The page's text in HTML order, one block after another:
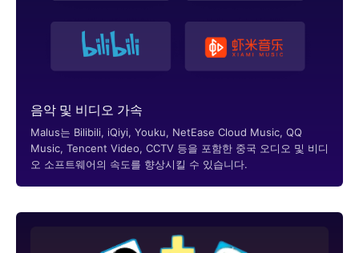
음악 및 비디오 가속
Malus는 Bilibili, iQiyi, Youku, NetEase Cloud Music, QQ
Music, Tencent Video, CCTV 등을 포함한 중국 오디오 및 비디
오 소프트웨어의 속도를 향상시킬 수 있습니다.